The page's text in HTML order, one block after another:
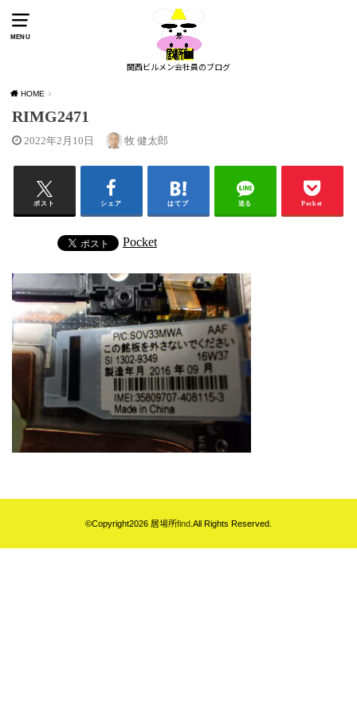
MENU
関西ビルメン会社員のブログ
HOME
RIMG2471
2022年2月10日 牧 健太郎
ポスト シェア はてブ 送る Pocket
Pocket
©Copyright2026 居場所find.All Rights Reserved.